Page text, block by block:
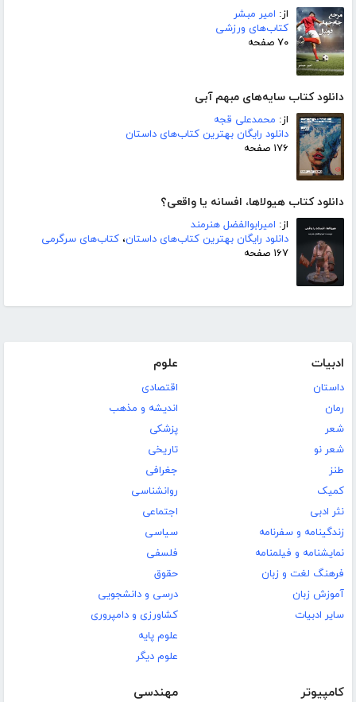
از: امیر مبشر
کتاب‌های ورزشی
۷۰ صفحه
دانلود کتاب سایه‌های مبهم آبی
از: محمدعلی قجه
دانلود رایگان بهترین کتاب‌های داستان
۱۷۶ صفحه
دانلود کتاب هیولاها، افسانه یا واقعی؟
از: امیرابوالفضل هنرمند
دانلود رایگان بهترین کتاب‌های داستان، کتاب‌های سرگرمی
۱۶۷ صفحه
ادبیات
داستان
رمان
شعر
شعر نو
طنز
کمیک
نثر ادبی
زندگینامه و سفرنامه
نمایشنامه و فیلمنامه
فرهنگ لغت و زبان
آموزش زبان
سایر ادبیات
علوم
اقتصادی
اندیشه و مذهب
پزشکی
تاریخی
جغرافی
روانشناسی
اجتماعی
سیاسی
فلسفی
حقوق
درسی و دانشجویی
کشاورزی و دامپروری
علوم پایه
علوم دیگر
کامپیوتر مهندسی